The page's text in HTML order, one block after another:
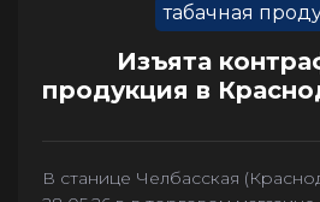
табачная
Изъята
продукция в
В станице Челбасская